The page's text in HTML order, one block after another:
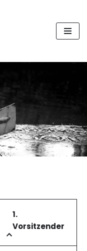
1.
Vorsitzender